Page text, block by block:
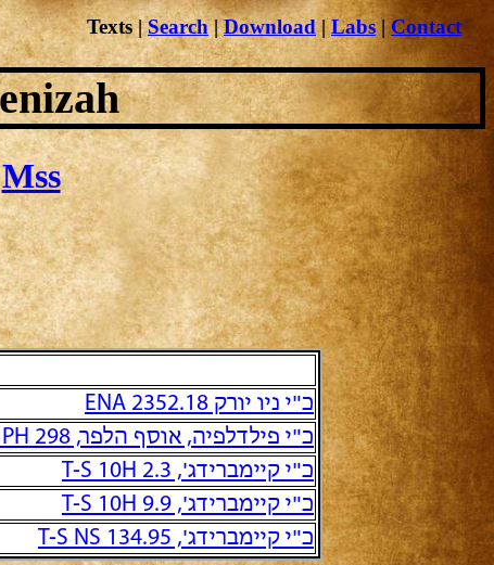
Mss
כ"י ניו יורק ENA 2352.18
כ"י פילדלפיה, אוסף הלפר, PH 298 והמשכו הישיר PH 305
כ"י קיימברידג', T-S 10H 2.3
כ"י קיימברידג', T-S 10H 9.9
כ"י קיימברידג', T-S NS 134.95
Texts|Search|Download|Labs | Contact